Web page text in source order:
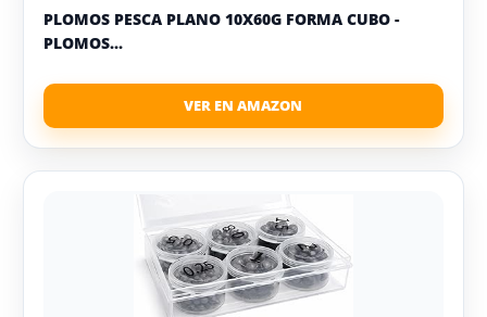
PLOMOS PESCA PLANO 10X60G FORMA CUBO -
PLOMOS...